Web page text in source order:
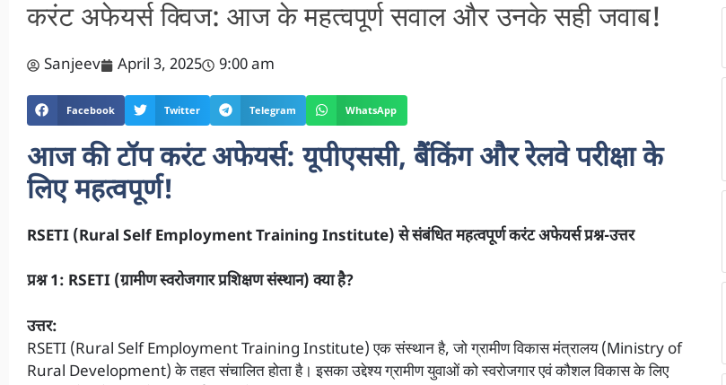
करंट अफेयर्स क्विज: आज के महत्वपूर्ण सवाल और उनके सही जवाब!
Sanjeev April 3, 2025 9:00 am
Facebook Twitter Telegram WhatsApp
आज की टॉप करंट अफेयर्स: यूपीएससी, बैंकिंग और रेलवे परीक्षा के
लिए महत्वपूर्ण!
RSETI (Rural Self Employment Training Institute) से संबंधित महत्वपूर्ण करंट अफेयर्स प्रश्न-उत्तर
प्रश्न 1: RSETI (ग्रामीण स्वरोजगार प्रशिक्षण संस्थान) क्या है?
उत्तर:
RSETI (Rural Self Employment Training Institute) एक संस्थान है, जो ग्रामीण विकास मंत्रालय (Ministry of
Rural Development) के तहत संचालित होता है। इसका उद्देश्य ग्रामीण युवाओं को स्वरोजगार एवं कौशल विकास के लिए